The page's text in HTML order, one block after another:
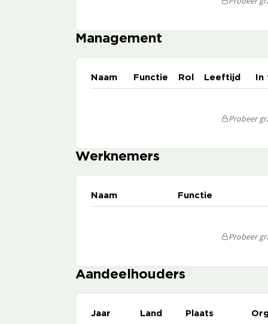
Management
Naam Functie Rol Leeftijd
Probeer
Werknemers
Naam Functie
Probeer
Aandeelhouders
Jaar Land Plaats